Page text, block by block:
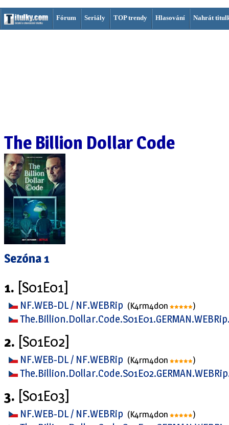
Fórum Seriály TOP trendy Hlasování Nahrát
The Billion Dollar Code
Sezóna 1
1. [S01E01]
NF.WEB-DL / NF.WEBRip (K4rm4d0n )
2. [S01E02]
NF.WEB-DL / NF.WEBRip (K4rm4d0n )
3. [S01E03]
NF.WEB-DL / NF.WEBRip (K4rm4d0n )